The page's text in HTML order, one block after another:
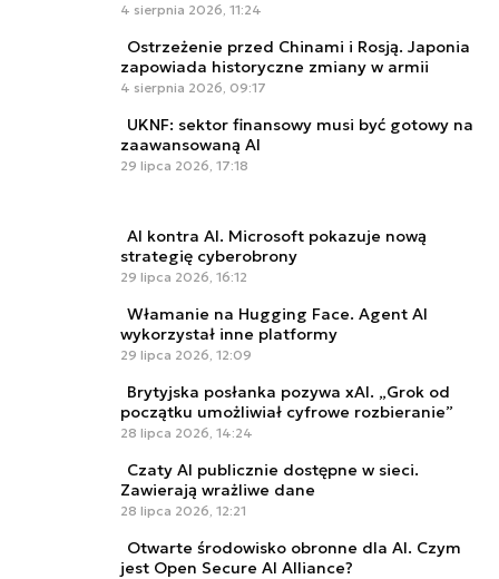
4 sierpnia 2026, 11:24
Ostrzeżenie przed Chinami i Rosją. Japonia
zapowiada historyczne zmiany w armii
4 sierpnia 2026, 09:17
UKNF: sektor finansowy musi być gotowy na
zaawansowaną AI
29 lipca 2026, 17:18
AI kontra AI. Microsoft pokazuje nową
strategię cyberobrony
29 lipca 2026, 16:12
Włamanie na Hugging Face. Agent AI
wykorzystał inne platformy
29 lipca 2026, 12:09
Brytyjska posłanka pozywa xAI. „Grok od
początku umożliwiał cyfrowe rozbieranie”
28 lipca 2026, 14:24
Czaty AI publicznie dostępne w sieci.
Zawierają wrażliwe dane
28 lipca 2026, 12:21
Otwarte środowisko obronne dla AI. Czym
jest Open Secure AI Alliance?